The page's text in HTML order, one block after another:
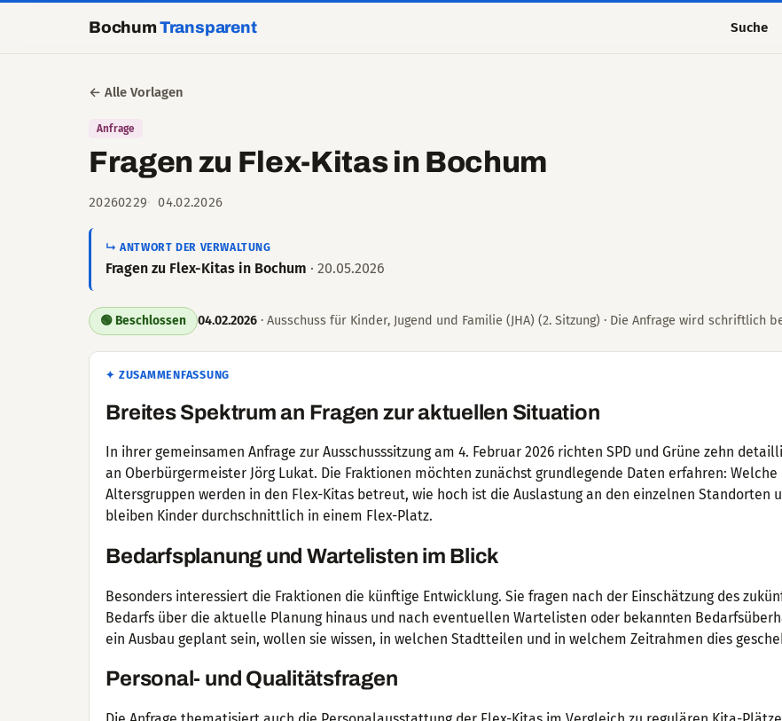
BochumTransparent Suche
← Alle Vorlagen
Anfrage
Fragen zu Flex-Kitas in Bochum
20260229 04.02.2026
↳ ANTWORT DER VERWALTUNG
Fragen zu Flex-Kitas in Bochum · 20.05.2026
🟢 Beschlossen 04.02.2026 · Ausschuss für Kinder, Jugend und Familie (JHA) (2. Sitzung) · Die Anfrage wird schriftlich
✦ ZUSAMMENFASSUNG
Breites Spektrum an Fragen zur aktuellen Situation
In ihrer gemeinsamen Anfrage zur Ausschusssitzung am 4. Februar 2026 richten SPD und Grüne zehn
an Oberbürgermeister Jörg Lukat. Die Fraktionen möchten zunächst grundlegende Daten erfahren: Welche
Altersgruppen werden in den Flex-Kitas betreut, wie hoch ist die Auslastung an den einzelnen Standorten
bleiben Kinder durchschnittlich in einem Flex-Platz.
Bedarfsplanung und Wartelisten im Blick
Besonders interessiert die Fraktionen die künftige Entwicklung. Sie fragen nach der Einschätzung des
Bedarfs über die aktuelle Planung hinaus und nach eventuellen Wartelisten oder bekannten
ein Ausbau geplant sein, wollen sie wissen, in welchen Stadtteilen und in welchem Zeitrahmen dies
Personal- und Qualitätsfragen